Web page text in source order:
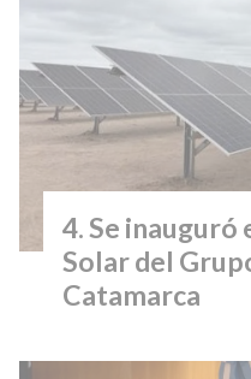
Se inauguró
Solar del
Catamarca